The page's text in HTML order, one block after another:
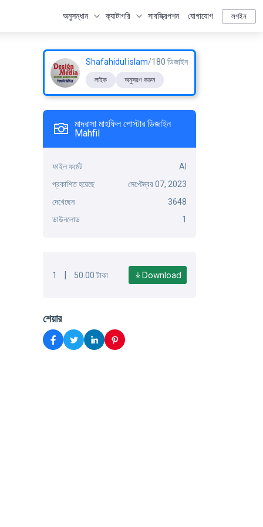
অনুসন্ধান ক্যাটাগরি সাবস্ক্রিপশন যোগাযোগ লগইন
Shafahidul islam/180 ডিজাইন
লাইক অনুসরণ করুন
মাদরাসা মাহফিল পোস্টার ডিজাইন
Mahfil
ফাইল ফর্মেট
AI
প্রকাশিত হয়েছে
সেপ্টেম্বর 07, 2023
দেখেছেন
3648
ডাউনলোড
1
1 | 50.00 টাকা Download
শেয়ার